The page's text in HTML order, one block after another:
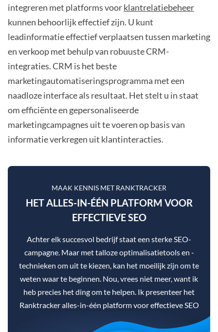
integreren met platforms voorklantrelatiebeheer
kunnen behoorlijk effectief zijn. U kunt
leadinformatie effectief verplaatsen tussen marketing
en verkoop met behulp van robuuste CRM-
integraties. CRM is het beste
marketingautomatiseringsprogramma met een
naadloze interface als resultaat. Het stelt u in staat
om efficiënte en gepersonaliseerde
marketingcampagnes uit te voeren op basis van
informatie verkregen uit klantinteracties.
MAAK KENNIS MET RANKTRACKER
HET ALLES-IN-ÉÉN PLATFORM VOOR
EFFECTIEVE SEO
Achter elk succesvol bedrijf staat een sterke SEO-
campagne. Maar met talloze optimalisatietools en -
technieken om uit te kiezen, kan het moeilijk zijn om te
weten waar te beginnen. Nou, vrees niet meer, want ik
heb precies het ding om te helpen. Ik presenteer het
Ranktracker alles-in-één platform voor effectieve SEO